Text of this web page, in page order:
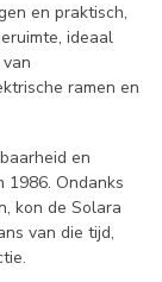
en praktisch,
ideaal
ramen en
en
1986. Ondanks
kon de Solara
van die tijd,